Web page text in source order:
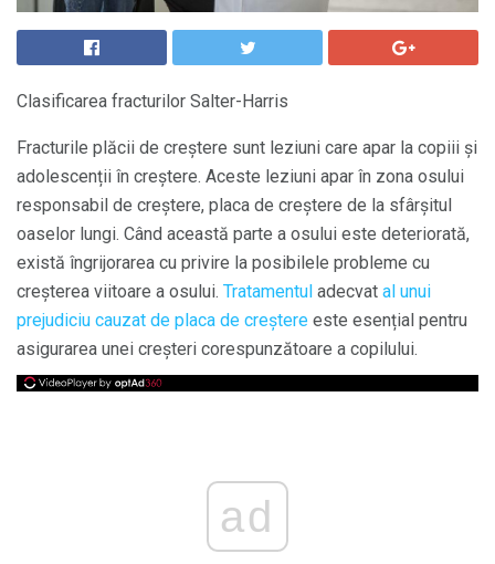
Clasificarea fracturilor Salter-Harris
Fracturile plăcii de creștere sunt leziuni care apar la copiii și
adolescenții în creștere. Aceste leziuni apar în zona osului
responsabil de creștere, placa de creștere de la sfârșitul
oaselor lungi. Când această parte a osului este deteriorată,
există îngrijorarea cu privire la posibilele probleme cu
creșterea viitoare a osului. Tratamentul adecvat al unui
prejudiciu cauzat de placa de creștere este esențial pentru
asigurarea unei creșteri corespunzătoare a copilului.
ad